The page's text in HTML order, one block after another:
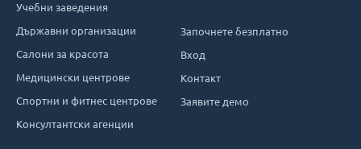
Учебни заведения
Държавни организации
Салони за красота
Медицински центрове
Спортни и фитнес центрове
Консултантски агенции
Започнете безплатно
Вход
Контакт
Заявите демо